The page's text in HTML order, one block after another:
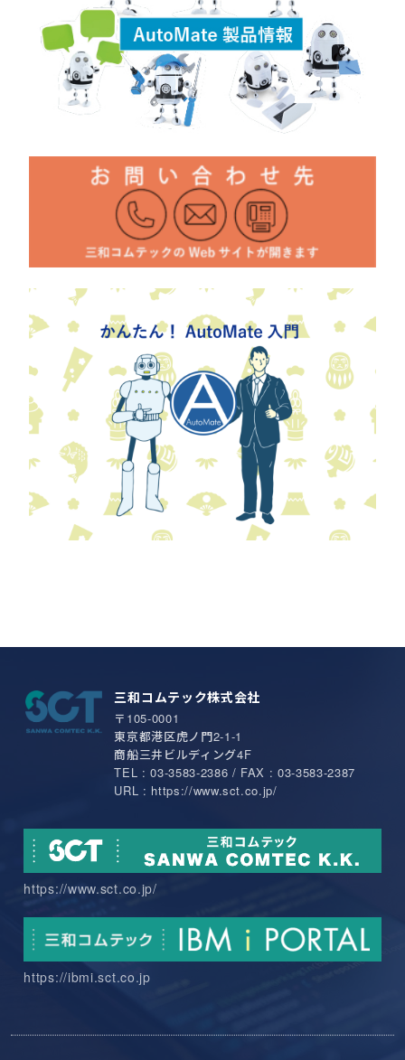
三和コムテック株式会社
〒105-0001
東京都港区虎ノ門2-1-1
商船三井ビルディング4F
TEL : 03-3583-2386 / FAX : 03-3583-2387
URL : https://www.sct.co.jp/
https://www.sct.co.jp/
https://ibmi.sct.co.jp